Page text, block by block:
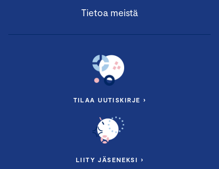
Tietoa meistä
TILAA UUTISKIRJE ›
LIITY JÄSENEKSI ›